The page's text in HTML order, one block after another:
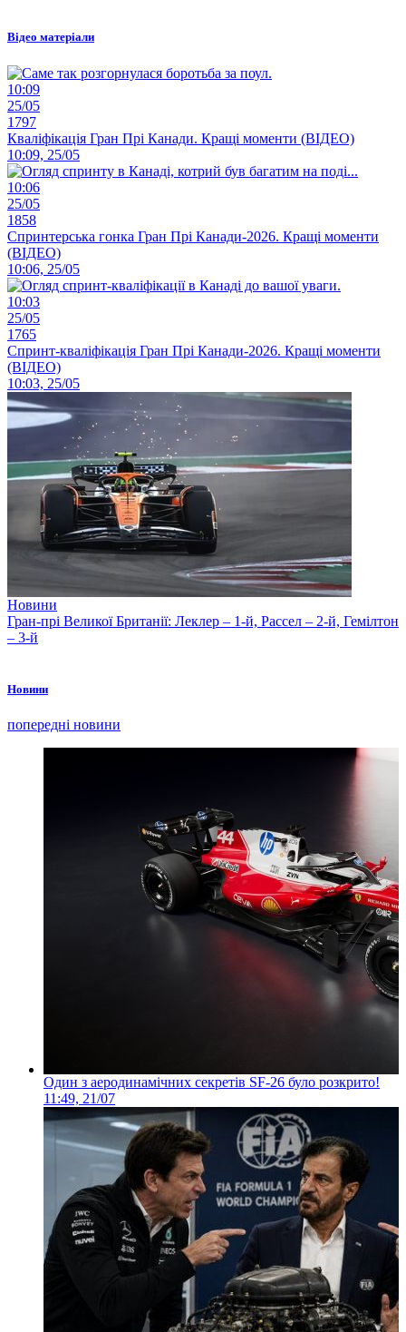
Відео матеріали
10:09
25/05
1797
Кваліфікація Гран Прі Канади. Кращі моменти (ВІДЕО)
10:09, 25/05
10:06
25/05
1858
Спринтерська гонка Гран Прі Канади-2026. Кращі моменти
(ВІДЕО)
10:06, 25/05
10:03
25/05
1765
Спринт-кваліфікація Гран Прі Канади-2026. Кращі моменти
(ВІДЕО)
10:03, 25/05
Новини
Гран-прі Великої Британії: Леклер – 1-й, Рассел – 2-й, Гемілтон
– 3-й
Новини
попередні новини
Один з аеродинамічних секретів SF-26 було розкрито!
11:49, 21/07